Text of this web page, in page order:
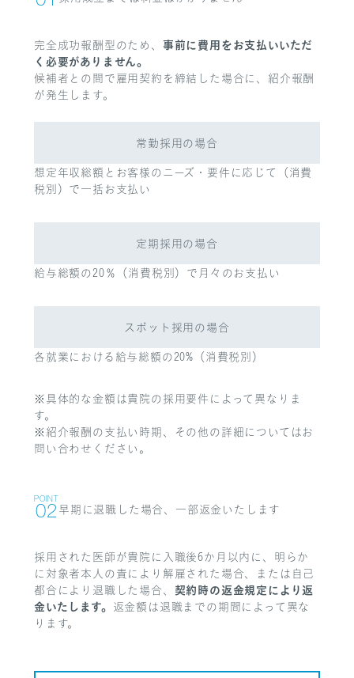
完全成功報酬型のため、 事前に費用をお支払いいただ
く必要がありません。
候補者との間で雇用契約を締結した場合に、紹介報酬
が発生します。
常勤採用の場合
想定年収総額とお客様のニーズ・要件に応じて（消費
税別）で一括お支払い
定期採用の場合
給与総額の20％（消費税別）で月々のお支払い
スポット採用の場合
各就業における給与総額の20%（消費税別）
※具体的な金額は貴院の採用要件によって異なりま
す。
※紹介報酬の支払い時期、その他の詳細についてはお
問い合わせください。
POINT
02早期に退職した場合、 一部返金いたします
採用された医師が貴院に入職後6か月以内に、明らか
に対象者本人の責により解雇された場合、または自己
都合により退職した場合、 契約時の返金規定により返
金いたします。 返金額は退職までの期間によって異な
ります。